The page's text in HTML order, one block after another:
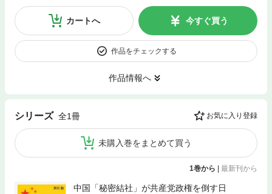
カートへ 今すぐ買う
作品をチェックする
作品情報へ
シリーズ 全1冊 お気に入り登録
未購入巻をまとめて買う
1巻から 最新刊から
中国「秘密結社」が共産党政権を倒す日